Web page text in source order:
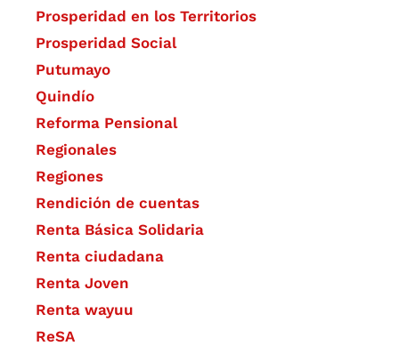
Prosperidad en los Territorios
Prosperidad Social
Putumayo
Quindío
Reforma Pensional
Regionales
Regiones
Rendición de cuentas
Renta Básica Solidaria
Renta ciudadana
Renta Joven
Renta wayuu
ReSA